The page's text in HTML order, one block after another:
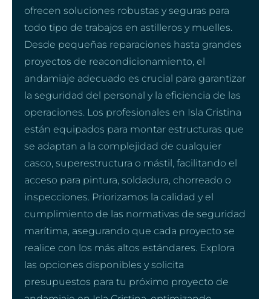
ofrecen soluciones robustas y seguras para
todo tipo de trabajos en astilleros y muelles.
Desde pequeñas reparaciones hasta grandes
proyectos de reacondicionamiento, el
andamiaje adecuado es crucial para garantizar
la seguridad del personal y la eficiencia de las
operaciones. Los profesionales en Isla Cristina
están equipados para montar estructuras que
se adaptan a la complejidad de cualquier
casco, superestructura o mástil, facilitando el
acceso para pintura, soldadura, chorreado o
inspecciones. Priorizamos la calidad y el
cumplimiento de las normativas de seguridad
marítima, asegurando que cada proyecto se
realice con los más altos estándares. Explora
las opciones disponibles y solicita
presupuestos para tu próximo proyecto de